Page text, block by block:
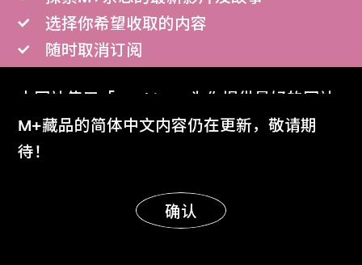
本网站使用「Cookies」为你提供最好的网站
体验。
了解更多
明白
M+藏品的简体中文内容仍在更新，敬请期
待！
确认
选择你希望收取的内容
随时取消订阅
订阅